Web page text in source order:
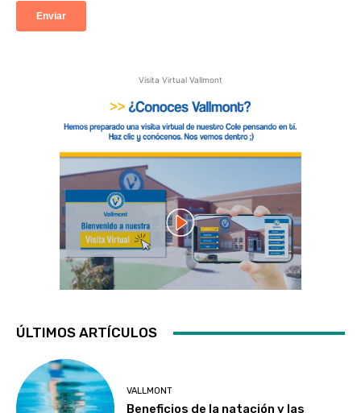
Visita Virtual Vallmont
ÚLTIMOS ARTÍCULOS
VALLMONT
Beneficios de la natación y las